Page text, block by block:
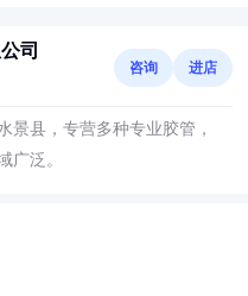
司
咨询 进店
景县，专营多种专业胶管，
广泛。